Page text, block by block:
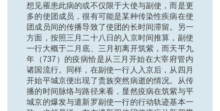
想见罹患此病的或不仅限于大使与副使，而是更
多的使团成员，很有可能是某种传染性疾病在使
团成员间的传播导致了使团的长时间滞留。另一
方面，按照三月二十八日的入京时间推算，副使
一行大概于二月底、三月初离开筑紫，而天平九
年（737）的疫病恰是从三月开始在大宰府管内
诸国流行。同样，在副使一行人入京后，从四月
开始平城京便出现了贵族突然病逝的情况。从传
播的时间脉络与路径来看，显然疫病在筑紫与平
城京的爆发与遣新罗副使一行的行动轨迹基本一